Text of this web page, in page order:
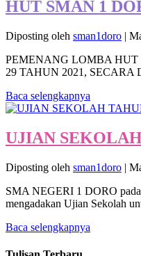
HUT SMAN 1
Diposting oleh sman1doro |
PEMENANG LOMBA HUT
29 TAHUN 2021, SECARA
Baca selengkapnya
UJIAN
Diposting oleh sman1doro |
SMA NEGERI 1 DORO
mengadakan Ujian Sekolah
Baca selengkapnya